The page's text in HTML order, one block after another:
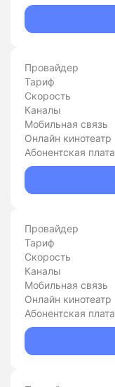
Провайдер
Тариф
Скорость
Каналы
Мобильная связь
Онлайн кинотеатр
Абонентская плата
Провайдер
Тариф
Скорость
Каналы
Мобильная связь
Онлайн кинотеатр
Абонентская плата